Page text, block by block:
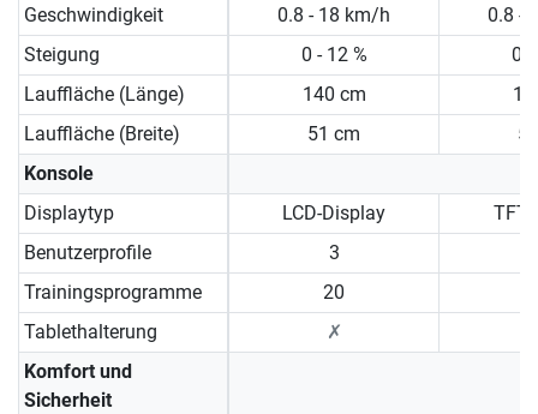
Geschwindigkeit
0.8 - 18 km/h
0.8 -
Steigung
0 - 12 %
0 -
Lauffläche (Länge)
140 cm
Lauffläche (Breite)
51 cm
Konsole
Displaytyp
LCD-Display
Benutzerprofile
3
Trainingsprogramme
20
Tablethalterung
✗
Komfort und
Sicherheit